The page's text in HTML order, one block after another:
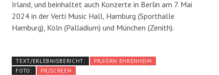
Irland, und beinhaltet auch Konzerte in Berlin am 7. Mai
2024 in der Verti Music Hall, Hamburg (Sporthalle
Hamburg), Köln (Palladium) und München (Zenith).
TEXT/ERLEBNISBERICHT:
PR/JÖRN EHRENHEIM
FOTO:
PR/SCREEN